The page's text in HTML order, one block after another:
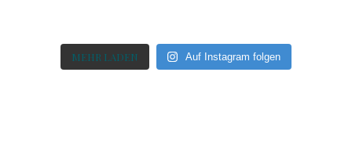
MEHR LADEN Auf Instagram folgen